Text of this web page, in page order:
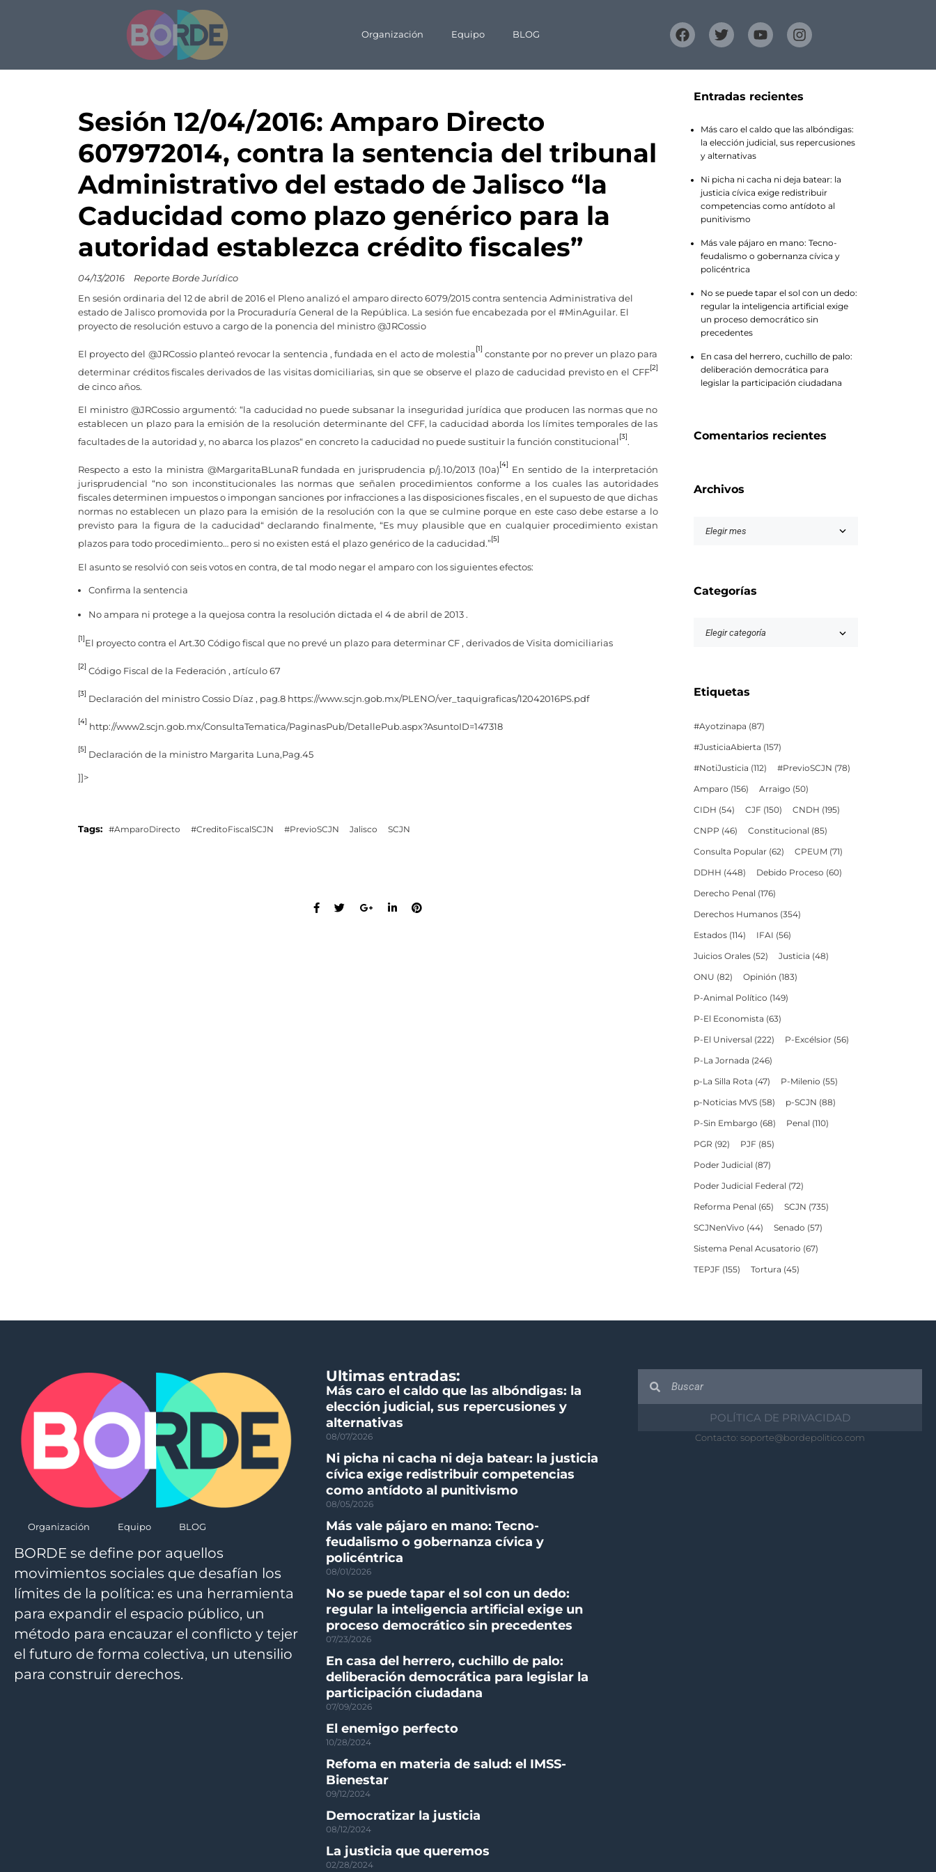
Organización Equipo BLOG
Sesión 12/04/2016: Amparo Directo
607972014, contra la sentencia del tribunal
Administrativo del estado de Jalisco “la
Caducidad como plazo genérico para la
autoridad establezca crédito fiscales”
04/13/2016
Reporte Borde Jurídico
En sesión ordinaria del 12 de abril de 2016 el Pleno analizó el amparo directo 6079/2015 contra sentencia Administrativa del
estado de Jalisco promovida por la Procuraduría General de la República. La sesión fue encabezada por el #MinAguilar. El
proyecto de resolución estuvo a cargo de la ponencia del ministro @JRCossio
El proyecto del @JRCossio planteó revocar la sentencia , fundada en el acto de molestia
[1]
constante por no prever un plazo para
determinar créditos fiscales derivados de las visitas domiciliarias, sin que se observe el plazo de caducidad previsto en el CFF
[2]
de cinco años.
El ministro @JRCossio argumentó: “la caducidad no puede subsanar la inseguridad jurídica que producen las normas que no
establecen un plazo para la emisión de la resolución determinante del CFF, la caducidad aborda los límites temporales de las
facultades de la autoridad y, no abarca los plazos“ en concreto la caducidad no puede sustituir la función constitucional
[3]
.
Respecto a esto la ministra @MargaritaBLunaR fundada en jurisprudencia p/j.10/2013 (10a)
[4]
En sentido de la interpretación
jurisprudencial “no son inconstitucionales las normas que señalen procedimientos conforme a los cuales las autoridades
fiscales determinen impuestos o impongan sanciones por infracciones a las disposiciones fiscales , en el supuesto de que dichas
normas no establecen un plazo para la emisión de la resolución con la que se culmine porque en este caso debe estarse a lo
previsto para la figura de la caducidad“ declarando finalmente, “Es muy plausible que en cualquier procedimiento existan
plazos para todo procedimiento… pero si no existen está el plazo genérico de la caducidad.”
[5]
El asunto se resolvió con seis votos en contra, de tal modo negar el amparo con los siguientes efectos:
Confirma la sentencia
No ampara ni protege a la quejosa contra la resolución dictada el 4 de abril de 2013 .
[1]
El proyecto contra el Art.30 Código fiscal que no prevé un plazo para determinar CF , derivados de Visita domiciliarias
[2]
Código Fiscal de la Federación , artículo 67
[3]
Declaración del ministro Cossio Díaz , pag.8 https://www.scjn.gob.mx/PLENO/ver_taquigraficas/12042016PS.pdf
[4]
http://www2.scjn.gob.mx/ConsultaTematica/PaginasPub/DetallePub.aspx?AsuntoID=147318
[5]
Declaración de la ministro Margarita Luna,Pag.45
]]>
Tags: #AmparoDirecto #CreditoFiscalSCJN #PrevioSCJN Jalisco SCJN
Entradas recientes
Más caro el caldo que las albóndigas:
la elección judicial, sus repercusiones
y alternativas
Ni picha ni cacha ni deja batear: la
justicia cívica exige redistribuir
competencias como antídoto al
punitivismo
Más vale pájaro en mano: Tecno-
feudalismo o gobernanza cívica y
policéntrica
No se puede tapar el sol con un dedo:
regular la inteligencia artificial exige
un proceso democrático sin
precedentes
En casa del herrero, cuchillo de palo:
deliberación democrática para
legislar la participación ciudadana
Comentarios recientes
Archivos
Categorías
Etiquetas
#Ayotzinapa (87)
#JusticiaAbierta (157)
#NotiJusticia (112) #PrevioSCJN (78)
Amparo (156) Arraigo (50)
CIDH (54) CJF (150) CNDH (195)
CNPP (46) Constitucional (85)
Consulta Popular (62) CPEUM (71)
DDHH (448) Debido Proceso (60)
Derecho Penal (176)
Derechos Humanos (354)
Estados (114) IFAI (56)
Juicios Orales (52) Justicia (48)
ONU (82) Opinión (183)
P-Animal Político (149)
P-El Economista (63)
P-El Universal (222) P-Excélsior (56)
P-La Jornada (246)
p-La Silla Rota (47) P-Milenio (55)
p-Noticias MVS (58) p-SCJN (88)
P-Sin Embargo (68) Penal (110)
PGR (92) PJF (85)
Poder Judicial (87)
Poder Judicial Federal (72)
Reforma Penal (65) SCJN (735)
SCJNenVivo (44) Senado (57)
Sistema Penal Acusatorio (67)
TEPJF (155) Tortura (45)
Organización Equipo BLOG
BORDE se define por aquellos
movimientos sociales que desafían los
límites de la política: es una herramienta
para expandir el espacio público, un
método para encauzar el conflicto y tejer
el futuro de forma colectiva, un utensilio
para construir derechos.
Ultimas entradas:
Más caro el caldo que las albóndigas: la
elección judicial, sus repercusiones y
alternativas
08/07/2026
Ni picha ni cacha ni deja batear: la justicia
cívica exige redistribuir competencias
como antídoto al punitivismo
08/05/2026
Más vale pájaro en mano: Tecno-
feudalismo o gobernanza cívica y
policéntrica
08/01/2026
No se puede tapar el sol con un dedo:
regular la inteligencia artificial exige un
proceso democrático sin precedentes
07/23/2026
En casa del herrero, cuchillo de palo:
deliberación democrática para legislar la
participación ciudadana
07/09/2026
El enemigo perfecto
10/28/2024
Refoma en materia de salud: el IMSS-
Bienestar
09/12/2024
Democratizar la justicia
08/12/2024
La justicia que queremos
02/28/2024
POLÍTICA DE PRIVACIDAD
Contacto: soporte@bordepolitico.com